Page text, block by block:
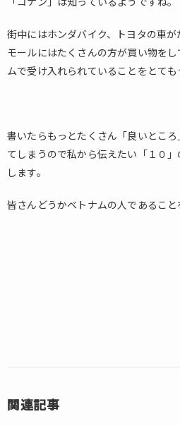
街中にはホンダバイク、トヨタの車
モールにはたくさんの方が買い物を
ムで受け入れられていることをとても
書いたらもっとたくさん「良いとこ
てしまうので私から伝えたい「１０
します。
皆さんどうかベトナムの人であること
関連記事